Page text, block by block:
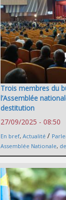
Trois membres du
l’Assemblée
destitution
27/09/2025 - 08:50
En bref, Actualité /
Assemblée Nationale,